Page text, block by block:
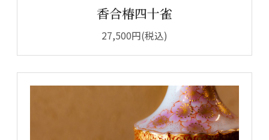
香合椿四十雀
27,500円(税込)